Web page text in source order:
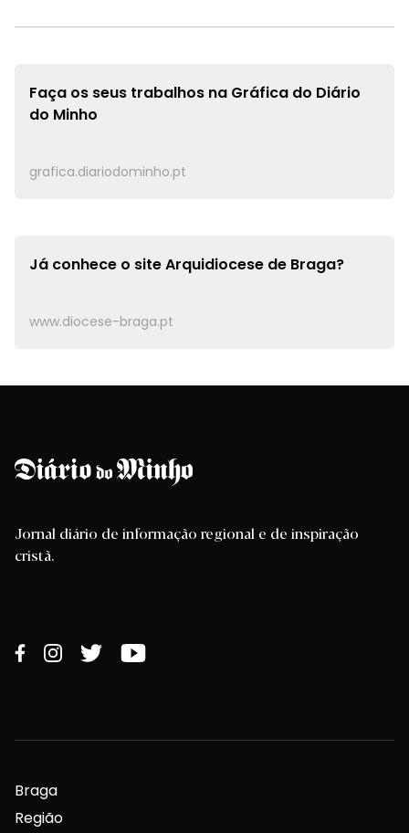
Faça os seus trabalhos na Gráfica do Diário
do Minho
grafica.diariodominho.pt
Já conhece o siteArquidiocese de Braga?
www.diocese-braga.pt
Jornal diário de informação regional e de inspiração
cristã.
Braga
Região